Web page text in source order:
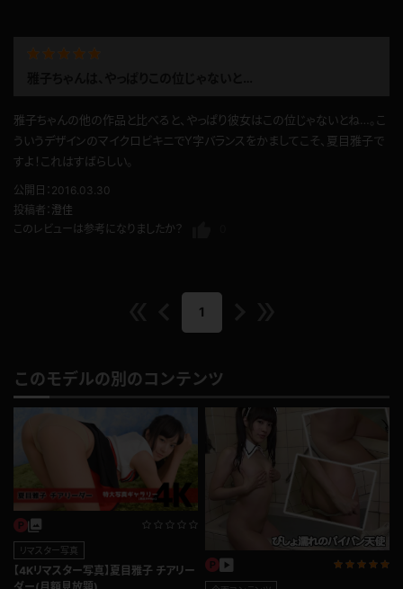
雅子ちゃんの他の作品と比べると、やっぱり彼女はこの位じゃないとね…。こ
ういうデザインのマイクロビキニでY字バランスをかましてこそ、夏目雅子で
すよ！これはすばらしい。
公開日：2016.03.30
投稿者： 澄佳
このレビューは参考になりましたか？
1
このモデルの別のコンテンツ
リマスター写真
【4Kリマスター写真】夏目雅子 チアリー